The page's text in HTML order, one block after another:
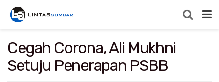
Cegah Corona, Ali Mukhni
Setuju Penerapan PSBB